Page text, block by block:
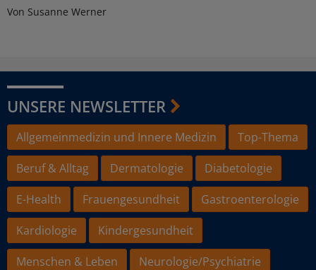
Von Susanne Werner
UNSERE NEWSLETTER
Allgemeinmedizin und Innere Medizin
Top-Thema
Beruf & Alltag
Dermatologie
Diabetologie
E-Health
Frauengesundheit
Gastroenterologie
Kardiologie
Kindergesundheit
Menschen & Leben
Neurologie/Psychiatrie